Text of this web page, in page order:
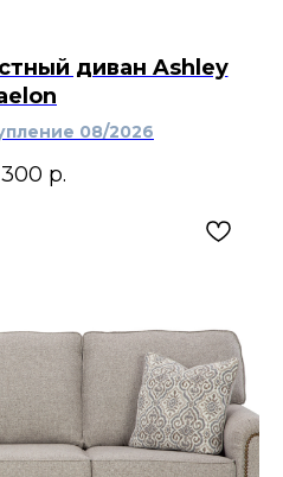
диван Ashley
08/2026
р.